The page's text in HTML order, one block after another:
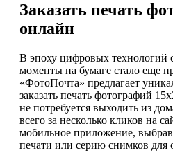
Заказать печать
онлайн
В эпоху цифровых технологий
моменты на бумаге стало еще
«ФотоПочта» предлагает
заказать печать фотографий
не потребуется выходить из
всего за несколько кликов на
мобильное приложение,
печати или серию снимков